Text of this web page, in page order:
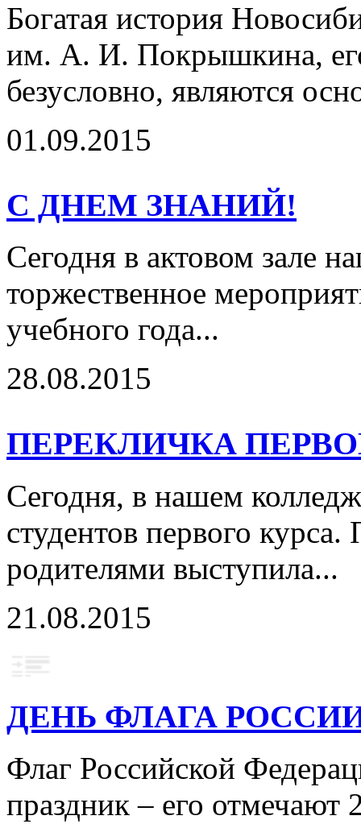
Богатая история
им. А. И. Покрышкина,
безусловно, являются
01.09.2015
С ДНЕМ ЗНАНИЙ!
Сегодня в актовом зале
торжественное
учебного года...
28.08.2015
ПЕРЕКЛИЧКА
Сегодня, в нашем
студентов первого
родителями выступила...
21.08.2015
ДЕНЬ ФЛАГА
Флаг Российской
праздник – его отмечают